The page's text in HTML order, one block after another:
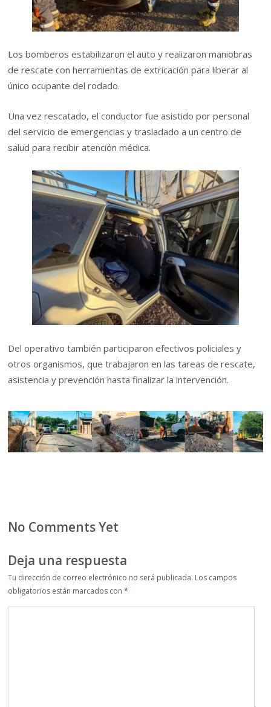
Los bomberos estabilizaron el auto y realizaron maniobras
de rescate con herramientas de extricación para liberar al
único ocupante del rodado.
Una vez rescatado, el conductor fue asistido por personal
del servicio de emergencias y trasladado a un centro de
salud para recibir atención médica.
Del operativo también participaron efectivos policiales y
otros organismos, que trabajaron en las tareas de rescate,
asistencia y prevención hasta finalizar la intervención.
No Comments Yet
Deja una respuesta
Tu dirección de correo electrónico no será publicada. Los campos
obligatorios están marcados con*